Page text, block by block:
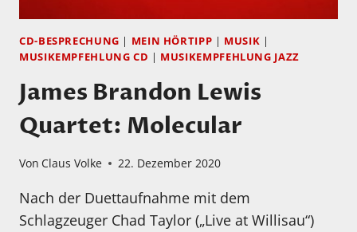
CD-BESPRECHUNG | MEIN HÖRTIPP | MUSIK |
MUSIKEMPFEHLUNG CD | MUSIKEMPFEHLUNG JAZZ
James Brandon Lewis
Quartet: Molecular
Von Claus Volke 22. Dezember 2020
Nach der Duettaufnahme mit dem
Schlagzeuger Chad Taylor („Live at Willisau“)